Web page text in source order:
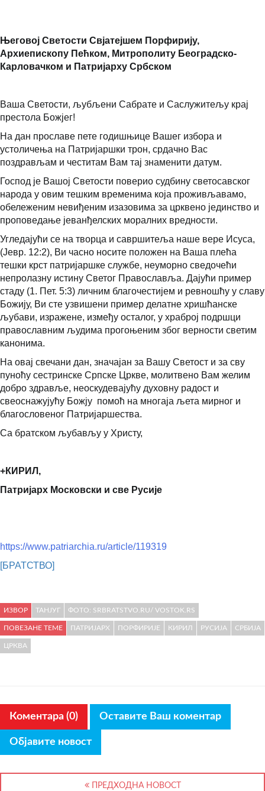
Његовој Светости Свјатејшем Порфирију,
Архиепископу Пећком, Митрополиту Београдско-
Карловачком и Патријарху Србском
Ваша Светости, љубљени Сабрате и Саслужитељу крај
престола Божјег!
На дан прославе пете годишњице Вашег избора и
устоличења на Патријаршки трон, срдачно Вас
поздрављам и честитам Вам тај знаменити датум.
Господ је Вашој Светости поверио судбину светосавског
народа у овим тешким временима која проживљавамо,
обележеним невиђеним изазовима за црквено јединство и
проповедање јеванђелских моралних вредности.
Угледајући се на творца и савршитеља наше вере Исуса,
(Јевр. 12:2), Ви часно носите положен на Ваша плећа
тешки крст патријаршке службе, неуморно сведочећи
непролазну истину Светог Православља. Дајући пример
стаду (1. Пет. 5:3) личним благочестијем и ревношћу у славу
Божију, Ви сте узвишени пример делатне хришћанске
љубави, изражене, између осталог, у храброј подршци
православним људима прогоњеним због верности светим
канонима.
На овај свечани дан, значајан за Вашу Светост и за сву
пуноћу сестринске Српске Цркве, молитвено Вам желим
добро здравље, неоскудевајућу духовну радост и
свеоснажујућу Божју помоћ на многаја љета мирног и
благословеног Патријаршества.
Са братском љубављу у Христу,
+КИРИЛ,
Патријарх Московски и све Русије
https://www.patriarchia.ru/article/119319
[БРАТСТВО]
ИЗВОР ТАНЈУГ ФОТО: SRBRATSTVO.RU/ VOSTOK.RS
ПОВЕЗАНЕ ТЕМЕ ПАТРИЈАРХ ПОРФИРИЈЕ КИРИЛ РУСИЈА СРБИЈА
ЦРКВА
Коментара (0) Оставите Ваш коментар
Објавите новост
ПРЕДХОДНА НОВОСТ